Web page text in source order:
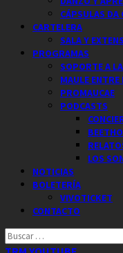
CÁPSULAS DA
CARTELERA
SALA Y
PROGRAMAS
SOPORTE A
MAULE ENTRE
PROMAUCAE
PODCASTS
LOS
NOTICIAS
BOLETERÍA
VIVOTICKET
CONTACTO
Buscar
por: